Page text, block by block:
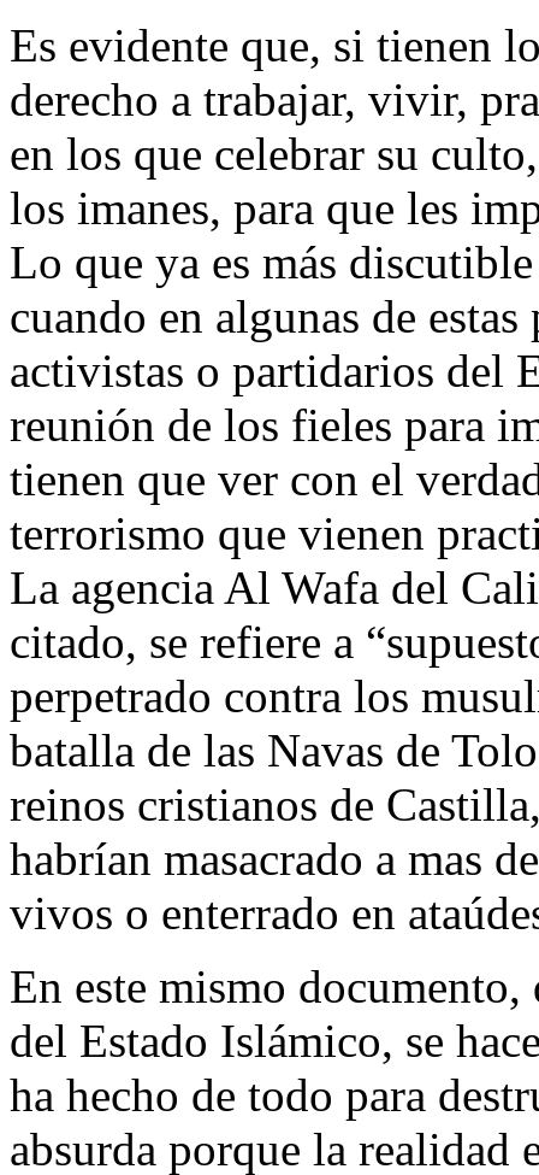
Es evidente que, si tienen
derecho a trabajar, vivir,
en los que celebrar su
los imanes, para que les
Lo que ya es más
cuando en algunas de
activistas o partidarios del
reunión de los fieles para
tienen que ver con el
terrorismo que vienen
La agencia Al Wafa del
citado, se refiere a
perpetrado contra los
batalla de las Navas de
reinos cristianos de
habrían masacrado a mas
vivos o enterrado en
En este mismo
del Estado Islámico, se
ha hecho de todo para
absurda porque la realidad